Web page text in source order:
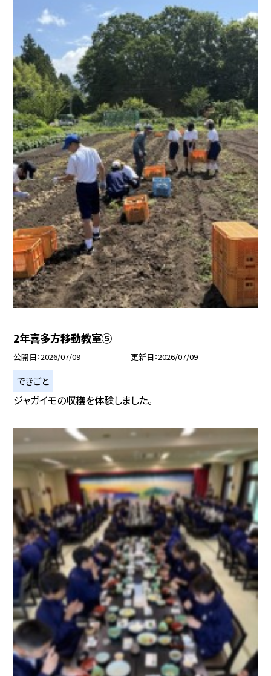
2年喜多方移動教室⑤
公開日 2026/07/09 更新日 2026/07/09
できごと
ジャガイモの収穫を体験しました。